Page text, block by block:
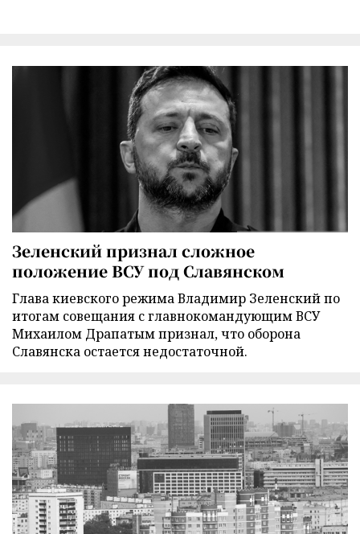
Зеленский признал сложное
положение ВСУ под Славянском
Глава киевского режима Владимир Зеленский по
итогам совещания с главнокомандующим ВСУ
Михаилом Драпатым признал, что оборона
Славянска остается недостаточной.